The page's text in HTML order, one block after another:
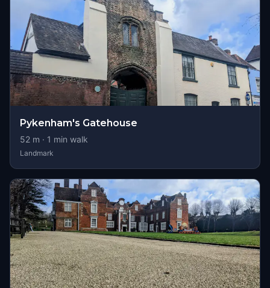
Pykenham's Gatehouse
52 m · 1 min walk
Landmark